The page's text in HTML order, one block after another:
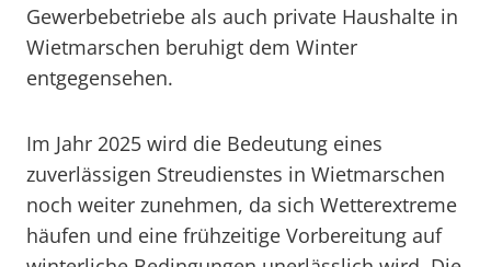
Gewerbebetriebe als auch private Haushalte in
Wietmarschen beruhigt dem Winter
entgegensehen.
Im Jahr 2025 wird die Bedeutung eines
zuverlässigen Streudienstes in Wietmarschen
noch weiter zunehmen, da sich Wetterextreme
häufen und eine frühzeitige Vorbereitung auf